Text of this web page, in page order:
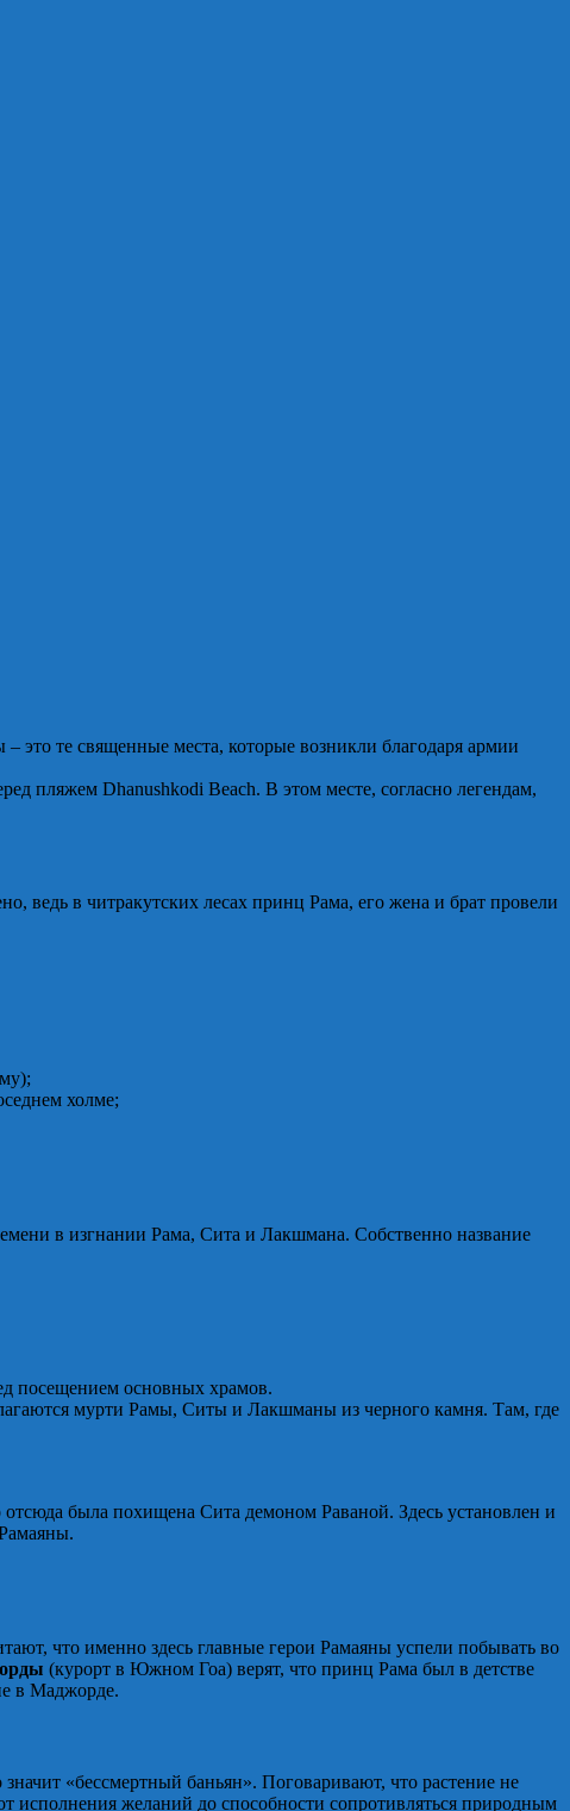
те священные места, которые возникли благодаря армии
пляжем Dhanushkodi Beach. В этом месте, согласно легендам,
ведь в читракутских лесах принц Рама, его жена и брат провели
холме;
в изгнании Рама, Сита и Лакшмана. Собственно название
посещением основных храмов.
мурти Рамы, Ситы и Лакшманы из черного камня. Там, где
была похищена Сита демоном Раваной. Здесь установлен и
что именно здесь главные герои Рамаяны успели побывать во
(курорт в Южном Гоа) верят, что принц Рама был в детстве
в Маджорде.
«бессмертный баньян». Поговаривают, что растение не
исполнения желаний до способности сопротивляться природным